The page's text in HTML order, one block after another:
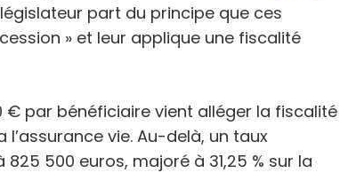
législateur part du principe que ces
» et leur applique une fiscalité
€ par bénéficiaire vient alléger la fiscalité
vie. Au-delà, un taux
500 euros, majoré à 31,25 % sur la